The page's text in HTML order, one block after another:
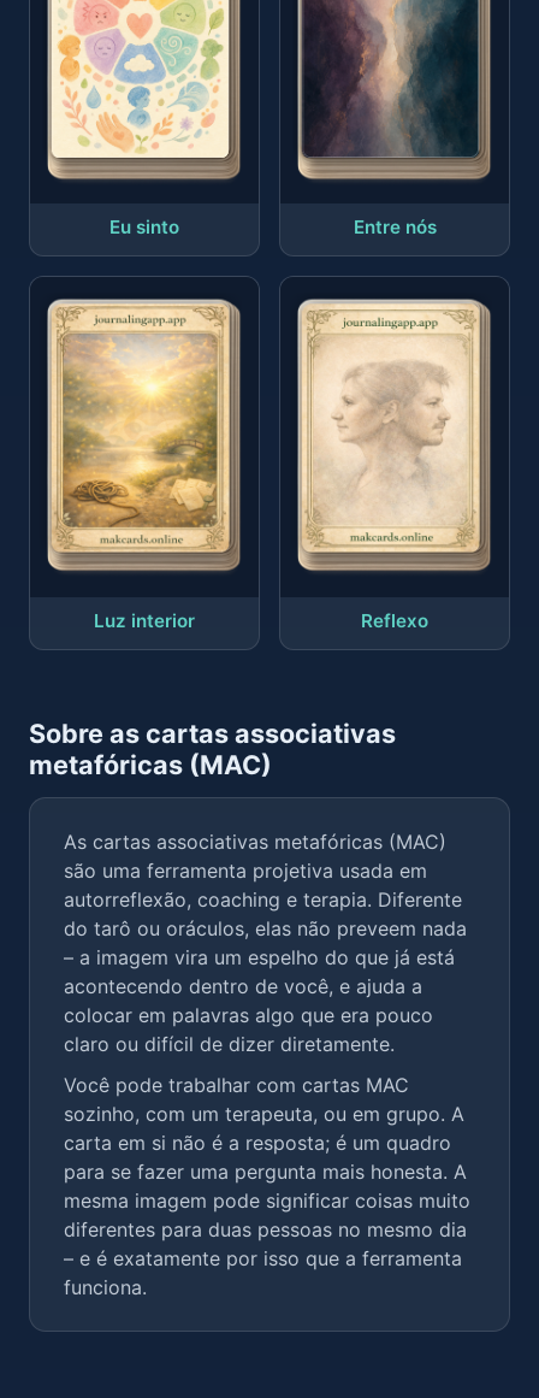
Eu sinto Entre nós
Luz interior Reflexo
Sobre as cartas associativas
metafóricas (MAC)
As cartas associativas metafóricas (MAC)
são uma ferramenta projetiva usada em
autorreflexão, coaching e terapia. Diferente
do tarô ou oráculos, elas não preveem nada
– a imagem vira um espelho do que já está
acontecendo dentro de você, e ajuda a
colocar em palavras algo que era pouco
claro ou difícil de dizer diretamente.
Você pode trabalhar com cartas MAC
sozinho, com um terapeuta, ou em grupo. A
carta em si não é a resposta; é um quadro
para se fazer uma pergunta mais honesta. A
mesma imagem pode significar coisas muito
diferentes para duas pessoas no mesmo dia
– e é exatamente por isso que a ferramenta
funciona.